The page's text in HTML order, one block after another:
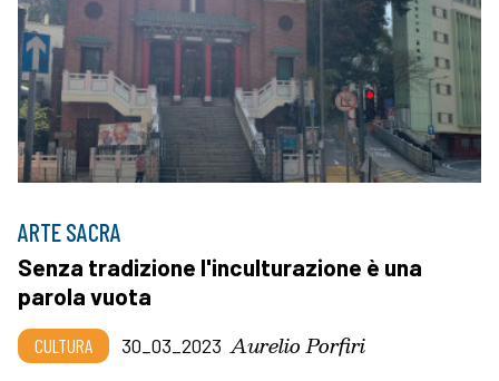
ARTE SACRA
Senza tradizione l'inculturazione è una
parola vuota
CULTURA 30_03_2023 Aurelio Porfiri